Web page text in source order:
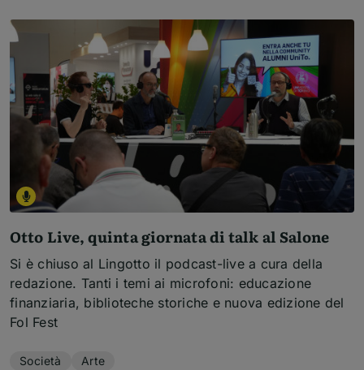
Otto Live, quinta giornata di talk al Salone
Si è chiuso al Lingotto il podcast-live a cura della
redazione. Tanti i temi ai microfoni: educazione
finanziaria, biblioteche storiche e nuova edizione del
Fol Fest
Società Arte